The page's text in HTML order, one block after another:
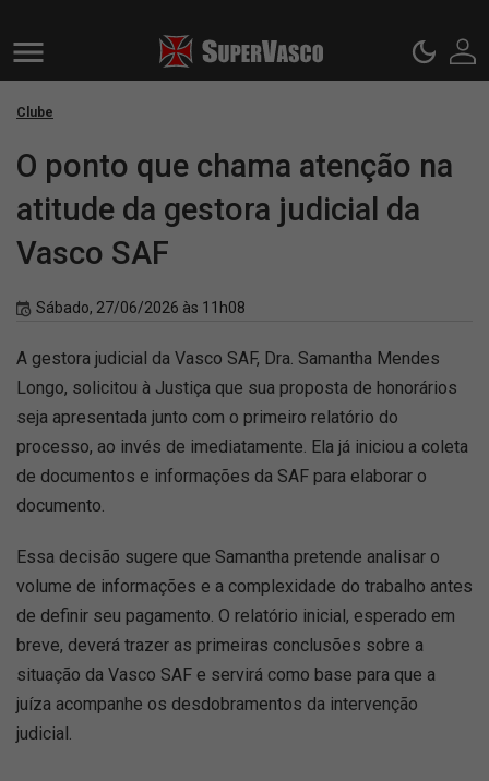
Clube
O ponto que chama atenção na
atitude da gestora judicial da
Vasco SAF
Sábado, 27/06/2026 às 11h08
A gestora judicial da Vasco SAF, Dra. Samantha Mendes
Longo, solicitou à Justiça que sua proposta de honorários
seja apresentada junto com o primeiro relatório do
processo, ao invés de imediatamente. Ela já iniciou a coleta
de documentos e informações da SAF para elaborar o
documento.
Essa decisão sugere que Samantha pretende analisar o
volume de informações e a complexidade do trabalho antes
de definir seu pagamento. O relatório inicial, esperado em
breve, deverá trazer as primeiras conclusões sobre a
situação da Vasco SAF e servirá como base para que a
juíza acompanhe os desdobramentos da intervenção
judicial.